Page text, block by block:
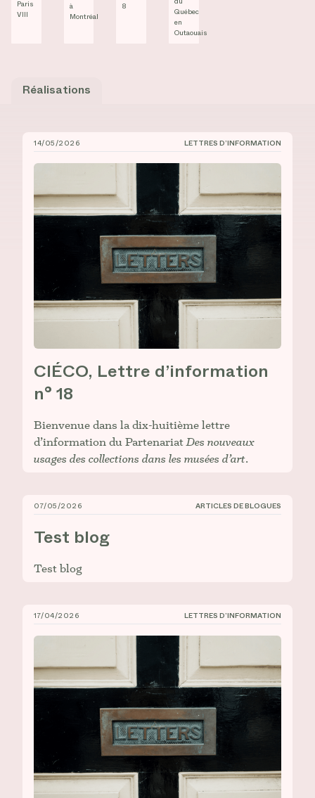
Paris
VIII
à
Montréal
8
Québec
en
Outaouais
Réalisations
CIÉCO, Lettre d’information n° 18
14/05/2026 LETTRES D’INFORMATION
CIÉCO, Lettre d’information
n° 18
Bienvenue dans la dix-huitième lettre
d’information du PartenariatDes nouveaux
usages des collections dans les musées d’art.
Test blog
07/05/2026 ARTICLES DE BLOGUES
Test blog
Test blog
CIÉCO, Lettre d’information n° 17
17/04/2026 LETTRES D’INFORMATION